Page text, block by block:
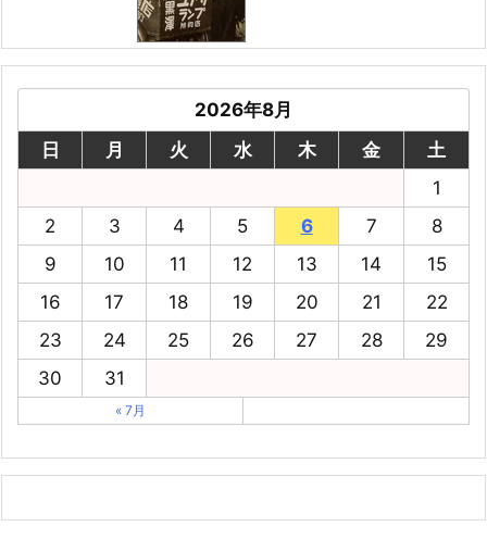
2026年8月
日
月 火 水 木 金
土
1
2
3 4 5 6 7
8
9
10 11 12 13 14
15
16
17 18 19 20 21
22
23
24 25 26 27 28
29
30
31
« 7月